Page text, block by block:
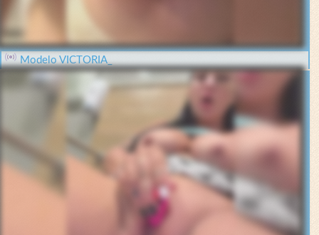
Modelo VICTORIA_